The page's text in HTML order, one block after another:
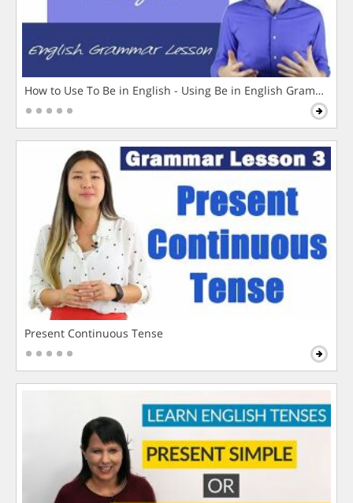
How to Use To Be in English - Using Be in English Grammar
Present Continuous Tense